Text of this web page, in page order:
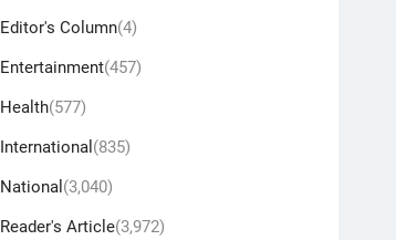
Editor's Column(4)
Entertainment(457)
Health(577)
International (835)
National (3,040)
Reader's Article(3,972)